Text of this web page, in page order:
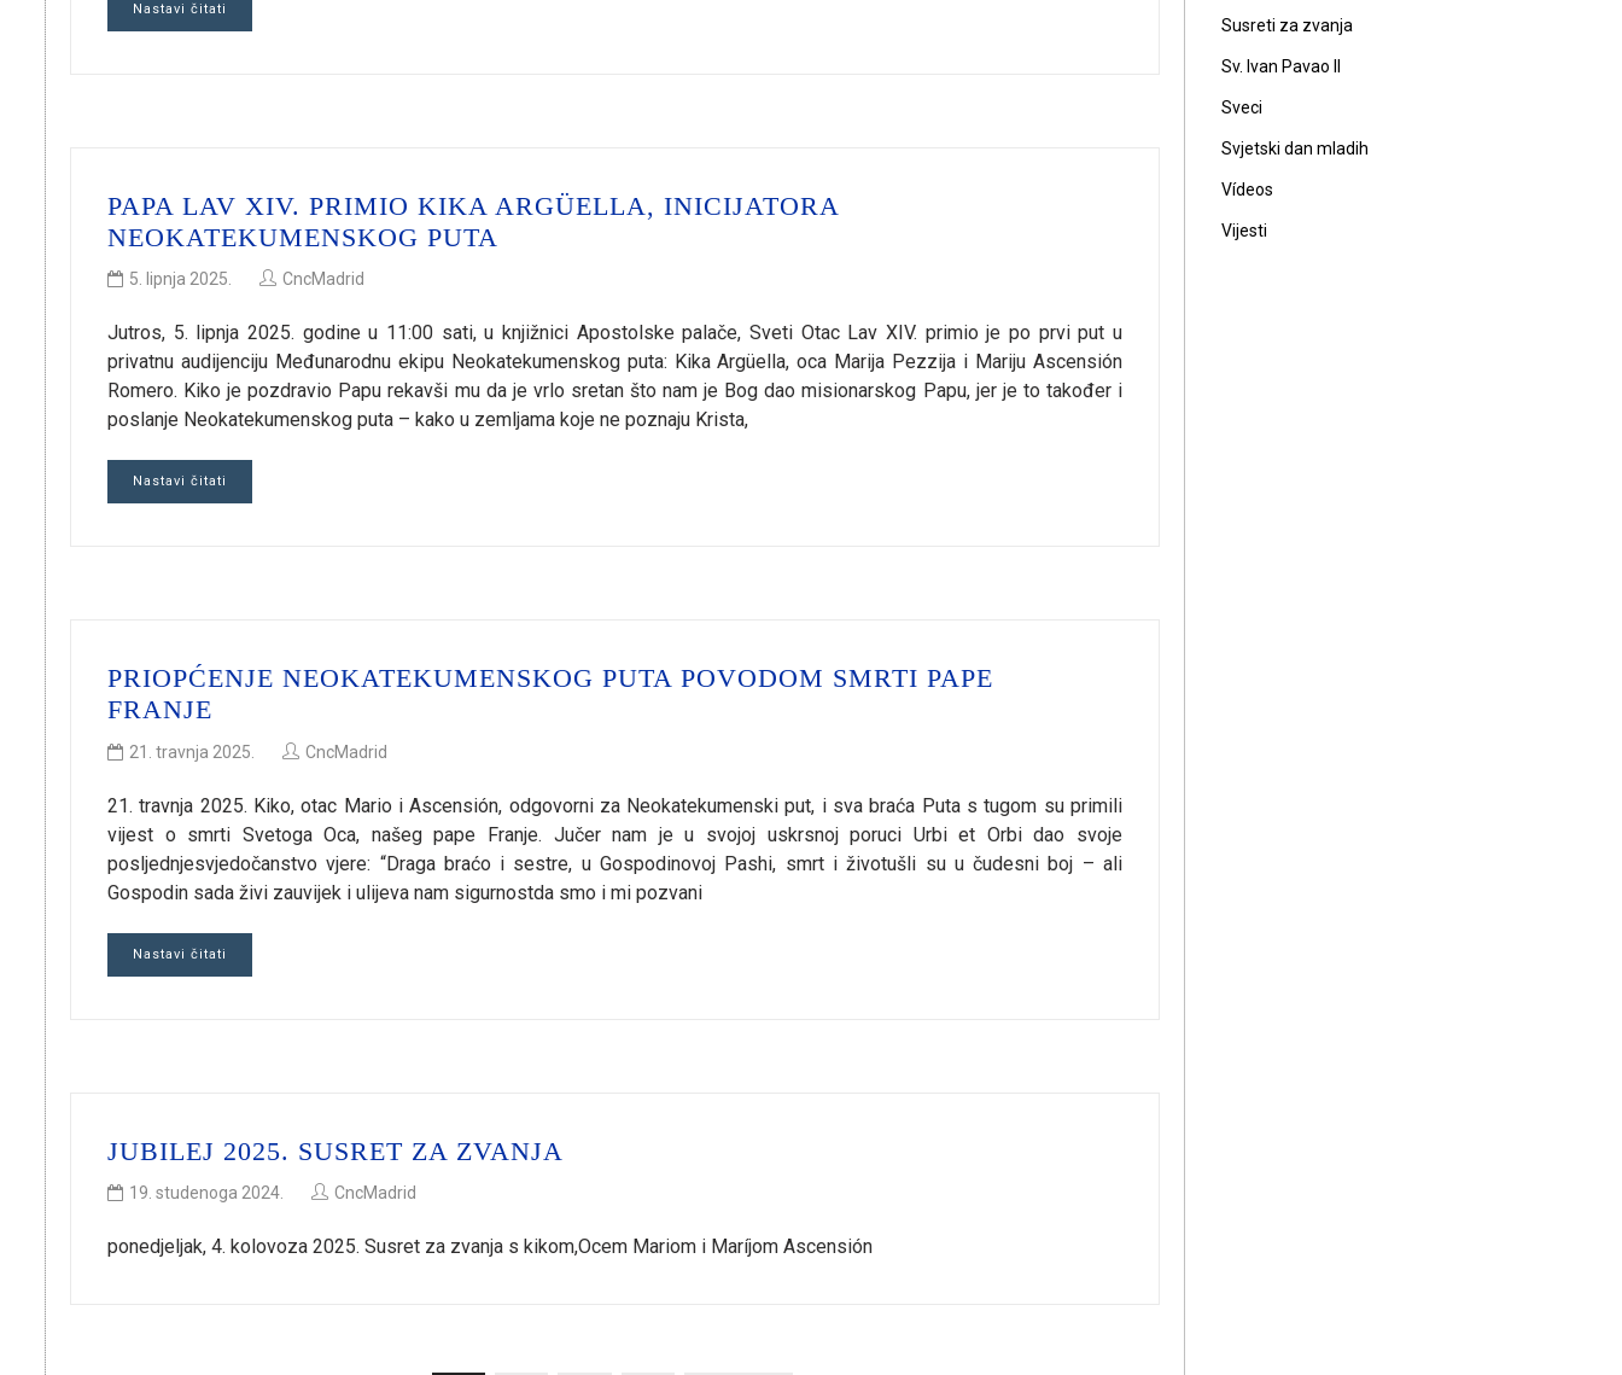
Nastavi čitati
PAPA LAV XIV. PRIMIO KIKA ARGÜELLA, INICIJATORA
NEOKATEKUMENSKOG PUTA
5. lipnja 2025. CncMadrid
Jutros, 5. lipnja 2025. godine u 11:00 sati, u knjižnici Apostolske palače, Sveti Otac Lav XIV. primio je po prvi put u
privatnu audijenciju Međunarodnu ekipu Neokatekumenskog puta: Kika Argüella, oca Marija Pezzija i Mariju Ascensión
Romero. Kiko je pozdravio Papu rekavši mu da je vrlo sretan što nam je Bog dao misionarskog Papu, jer je to također i
poslanje Neokatekumenskog puta – kako u zemljama koje ne poznaju Krista,
Nastavi čitati
PRIOPĆENJE NEOKATEKUMENSKOG PUTA POVODOM SMRTI PAPE
FRANJE
21. travnja 2025. CncMadrid
21. travnja 2025. Kiko, otac Mario i Ascensión, odgovorni za Neokatekumenski put, i sva braća Puta s tugom su primili
vijest o smrti Svetoga Oca, našeg pape Franje. Jučer nam je u svojoj uskrsnoj poruci Urbi et Orbi dao svoje
posljednjesvjedočanstvo vjere: “Draga braćo i sestre, u Gospodinovoj Pashi, smrt i životušli su u čudesni boj – ali
Gospodin sada živi zauvijek i ulijeva nam sigurnostda smo i mi pozvani
Nastavi čitati
JUBILEJ 2025. SUSRET ZA ZVANJA
19. studenoga 2024. CncMadrid
ponedjeljak, 4. kolovoza 2025. Susret za zvanja s kikom,Ocem Mariom i Maríjom Ascensión
Susreti za zvanja
Sv. Ivan Pavao II
Sveci
Svjetski dan mladih
Vídeos
Vijesti